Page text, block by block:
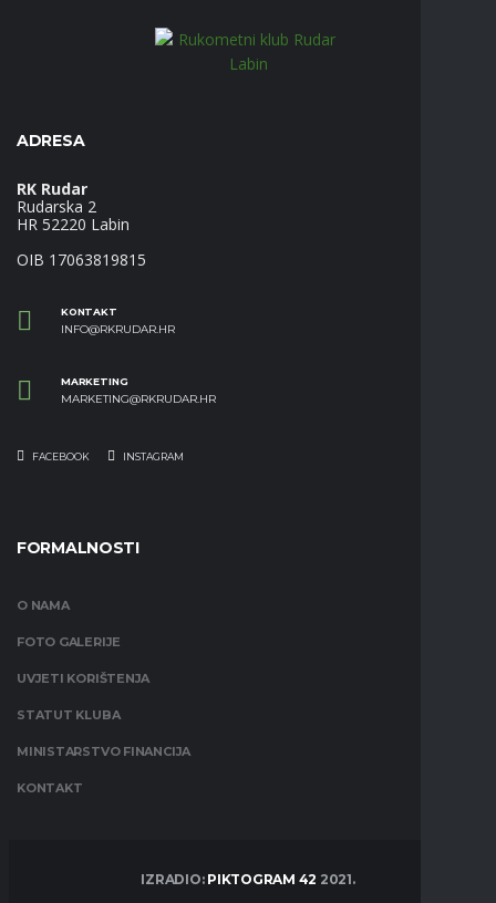
ADRESA
RK Rudar
Rudarska 2
HR 52220 Labin
OIB 17063819815
KONTAKT
INFO@RKRUDAR.HR
MARKETING
MARKETING@RKRUDAR.HR
FACEBOOK INSTAGRAM
FORMALNOSTI
O NAMA
FOTO GALERIJE
UVJETI KORIŠTENJA
STATUT KLUBA
MINISTARSTVO FINANCIJA
KONTAKT
IZRADIO: PIKTOGRAM 42 2021.